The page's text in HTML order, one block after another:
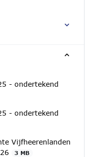
- ondertekend
- ondertekend
Vijfheerenlanden
3 MB